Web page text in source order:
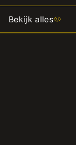
Bekijk alles